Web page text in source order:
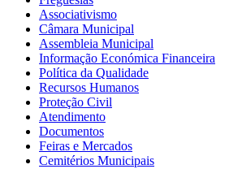
Associativismo
Câmara Municipal
Assembleia Municipal
Informação Económica Financeira
Política da Qualidade
Recursos Humanos
Proteção Civil
Atendimento
Documentos
Feiras e Mercados
Cemitérios Municipais